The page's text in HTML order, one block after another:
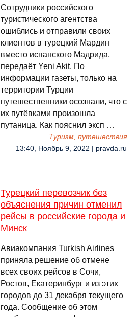
Сотрудники российского
туристического агентства
ошиблись и отправили своих
клиентов в турецкий Мардин
вместо испанского Мадрида,
передаёт Yeni Akit. По
информации газеты, только на
территории Турции
путешественники осознали, что с
их путёвками произошла
путаница. Как пояснил эксп …
Туризм, путешествия
13:40, Ноябрь 9, 2022 | pravda.ru
Турецкий перевозчик без
объяснения причин отменил
рейсы в российские города и
Минск
Авиакомпания Turkish Airlines
приняла решение об отмене
всех своих рейсов в Сочи,
Ростов, Екатеринбург и из этих
городов до 31 декабря текущего
года. Сообщение об этом